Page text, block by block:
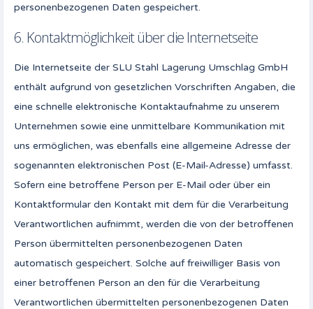
personenbezogenen Daten gespeichert.
6. Kontaktmöglichkeit über die Internetseite
Die Internetseite der SLU Stahl Lagerung Umschlag GmbH
enthält aufgrund von gesetzlichen Vorschriften Angaben, die
eine schnelle elektronische Kontaktaufnahme zu unserem
Unternehmen sowie eine unmittelbare Kommunikation mit
uns ermöglichen, was ebenfalls eine allgemeine Adresse der
sogenannten elektronischen Post (E-Mail-Adresse) umfasst.
Sofern eine betroffene Person per E-Mail oder über ein
Kontaktformular den Kontakt mit dem für die Verarbeitung
Verantwortlichen aufnimmt, werden die von der betroffenen
Person übermittelten personenbezogenen Daten
automatisch gespeichert. Solche auf freiwilliger Basis von
einer betroffenen Person an den für die Verarbeitung
Verantwortlichen übermittelten personenbezogenen Daten